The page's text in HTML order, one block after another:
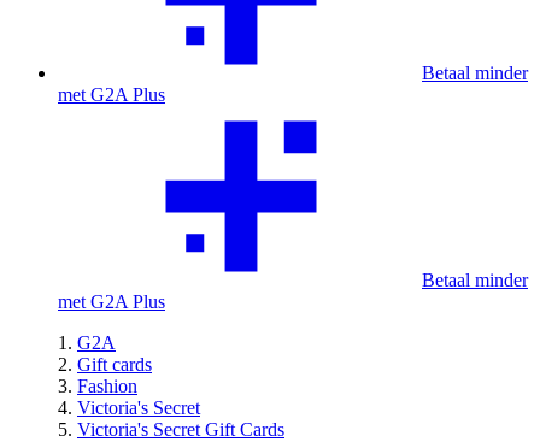
Betaal minder
met G2A Plus
Betaal minder
met G2A Plus
G2A
Gift cards
Fashion
Victoria's Secret
Victoria's Secret Gift Cards